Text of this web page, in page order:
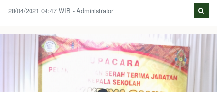
28/04/2021 04:47 WIB - Administrator